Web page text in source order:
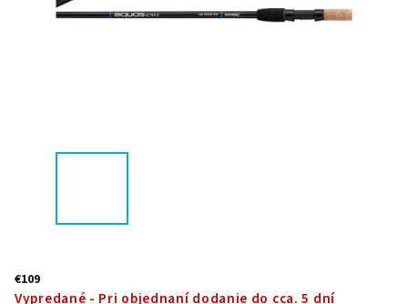
€109
Vypredané - Pri objednaní dodanie do cca. 5 dní